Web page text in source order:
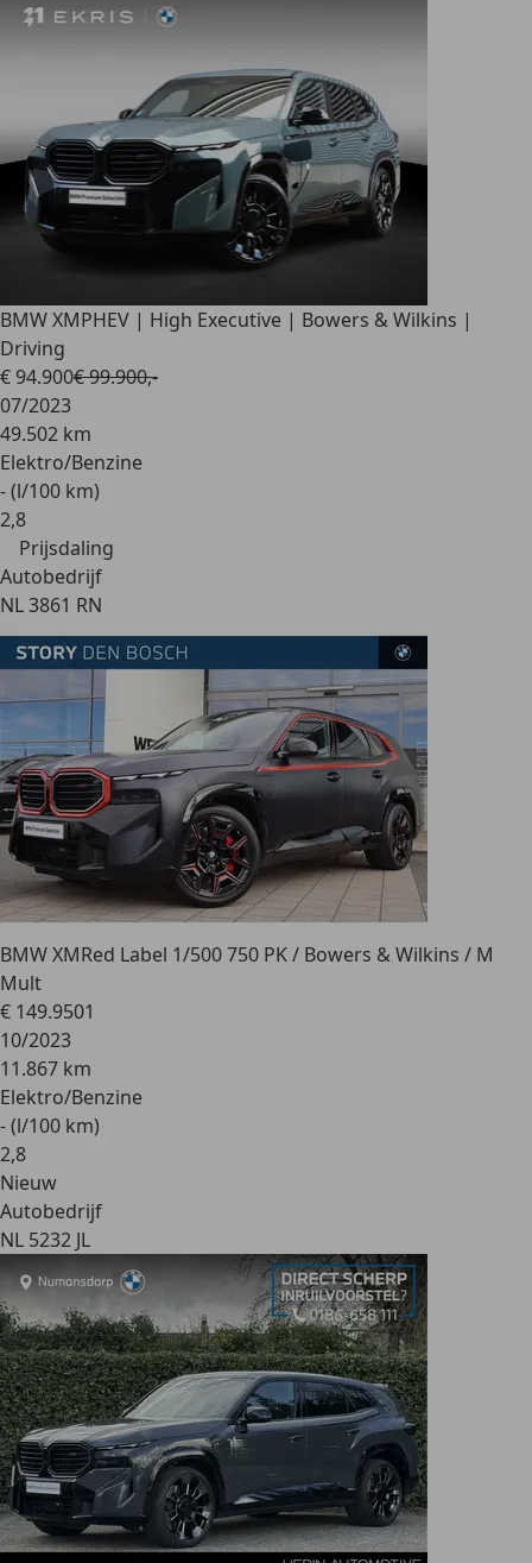
BMW XMPHEV | High Executive | Bowers & Wilkins |
Driving
€ 94.900€ 99.900,-
07/2023
49.502 km
Elektro/Benzine
- (l/100 km)
2,8
Prijsdaling
Autobedrijf
NL 3861 RN
BMW XMRed Label 1/500 750 PK / Bowers & Wilkins / M
Mult
€ 149.9501
10/2023
11.867 km
Elektro/Benzine
- (l/100 km)
2,8
Nieuw
Autobedrijf
NL 5232 JL